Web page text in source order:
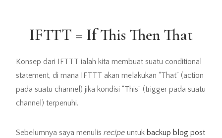
IFTTT = If This Then That
Konsep dari IFTTT ialah kita membuat suatu conditional
statement, di mana IFTTT akan melakukan “That” (action
pada suatu channel) jika kondisi “This” (trigger pada suatu
channel) terpenuhi.
Sebelumnya saya menulis recipe untuk backup blog post